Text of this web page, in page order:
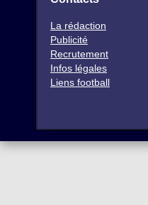
La rédaction
Publicité
Recrutement
Infos légales
Liens football